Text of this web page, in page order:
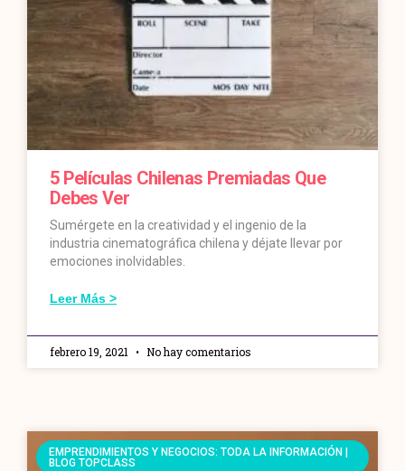
5 Películas Chilenas Premiadas Que
Debes Ver
Sumérgete en la creatividad y el ingenio de la
industria cinematográfica chilena y déjate llevar por
emociones inolvidables.
Leer Más >
febrero 19, 2021 No hay comentarios
EMPRENDIMIENTOS Y NEGOCIOS: TODA LA INFORMACIÓN |
BLOG TOPCLASS